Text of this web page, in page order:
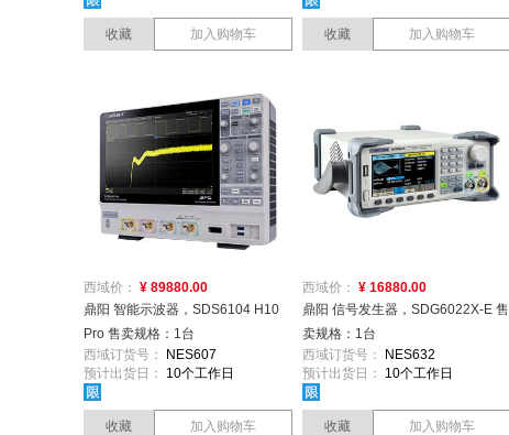
收藏 加入购物车 收藏 加入购物车
西域价： ¥ 89880.00
鼎阳 智能示波器，SDS6104 H10
Pro 售卖规格：1台
西域订货号：
NES607
预计出货日：
10个工作日
收藏 加入购物车
西域价： ¥ 16880.00
鼎阳 信号发生器，SDG6022X-E 售
卖规格：1台
西域订货号：
NES632
预计出货日：
10个工作日
收藏 加入购物车